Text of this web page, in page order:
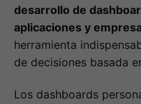
desarrollo de
aplicaciones y
herramienta
de decisiones basada
Los dashboards